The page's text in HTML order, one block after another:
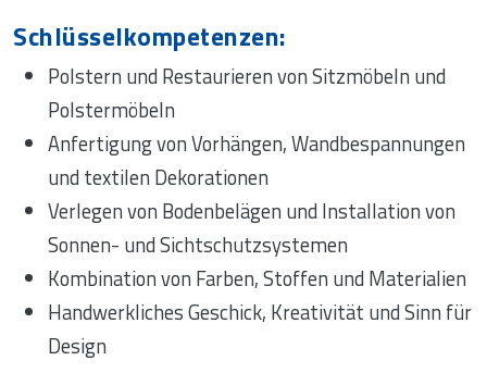
Schlüsselkompetenzen:
Polstern und Restaurieren von Sitzmöbeln und
Polstermöbeln
Anfertigung von Vorhängen, Wandbespannungen
und textilen Dekorationen
Verlegen von Bodenbelägen und Installation von
Sonnen- und Sichtschutzsystemen
Kombination von Farben, Stoffen und Materialien
Handwerkliches Geschick, Kreativität und Sinn für
Design